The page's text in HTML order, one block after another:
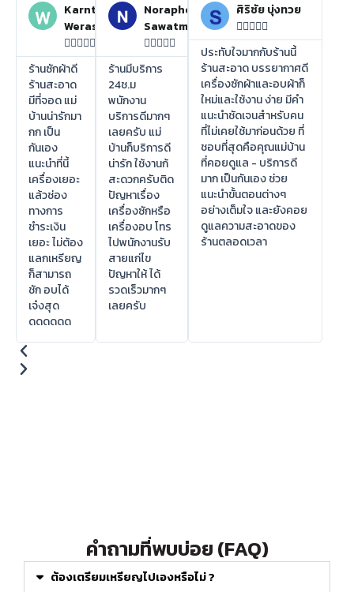
Karnthida
Weraswsthada

ร้านซักผ้าดี
ร้านสะอาด
มีที่จอด แม่
บ้านน่ารักมา
กก เป็น
กันเอง
แนะนำที่นี้
เครื่องเยอะ
แล้วช่อง
ทางการ
ชำระเงิน
เยอะ ไม่ต้อง
แลกเหรียญ
ก็สามารถ
ชัก อบได้
เจ๋งสุด
ดดดดดด
Noraphon
Sawatmuang

ร้านมีบริการ
24ช.ม
พนักงาน
บริการดีมากๆ
เลยครับ แม่
บ้านก็บริการดี
น่ารัก ใช้งานก้
สะดวกครับติด
ปัญหาเรื่อง
เครื่องซักหรือ
เครื่องอบ โทร
ไปพนักงานรับ
สายแก่ไข
ปัญหาให้ ได้
รวดเร็วมากๆ
เลยครับ
ศิริชัย บุ่งทวย

ประทับใจมากกับร้านนี้
ร้านสะอาด บรรยากาศดี
เครื่องซักผ้าและอบผ้าก็
ใหม่และใช้งาน ง่าย มีคำ
แนะนำชัดเจนสำหรับคน
ที่ไม่เคยใช้มาก่อนด้วย ที่
ชอบที่สุดคือคุณแม่บ้าน
ที่คอยดูแล - บริการดี
มาก เป็นกันเอง ช่วย
แนะนำขั้นตอนต่างๆ
อย่างเต็มใจ และยังคอย
ดูแลความสะอาดของ
ร้านตลอดเวลา
คำถามที่พบบ่อย (FAQ)
ต้องเตรียมเหรียญไปเองหรือไม่ ?